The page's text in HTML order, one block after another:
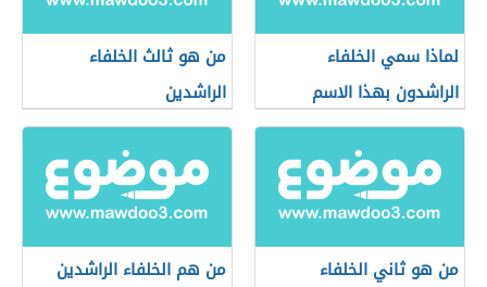
لماذا سمي الخلفاء
الراشدون بهذا الاسم
من هو ثالث الخلفاء
الراشدين
من هو ثاني الخلفاء
من هم الخلفاء الراشدين